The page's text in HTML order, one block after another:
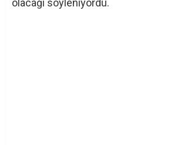
olacağı söyleniyordu.